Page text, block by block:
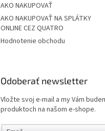
AKO NAKUPOVAŤ
AKO NAKUPOVAŤ NA SPLÁTKY
ONLINE CEZ QUATRO
Hodnotenie obchodu
Odoberať newsletter
Vložte svoj e-mail a my Vám
produktoch na našom e-shope.